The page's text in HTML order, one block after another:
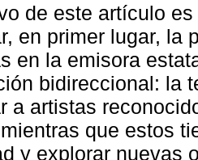
de este artículo
en primer lugar, la
en la emisora
bidireccional: la
a artistas
que estos
y explorar nuevas